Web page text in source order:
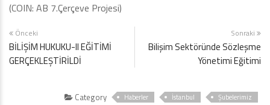
(COIN: AB 7.Çerçeve Projesi)
Önceki
BİLİŞİM HUKUKU-II EĞİTİMİ
GERÇEKLEŞTİRİLDİ
Sonraki
Bilişim Sektöründe Sözleşme
Yönetimi Eğitimi
Category Haberler İstanbul Şubelerimiz